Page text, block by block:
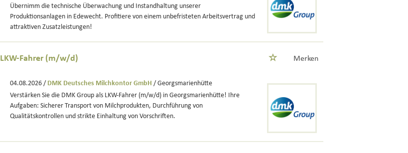
Übernimm die technische Überwachung und Instandhaltung unserer
Produktionsanlagen in Edewecht. Profitiere von einem unbefristeten Arbeitsvertrag und
attraktiven Zusatzleistungen!
LKW-Fahrer (m/w/d) Merken
04.08.2026 / DMK Deutsches Milchkontor GmbH / Georgsmarienhütte
Verstärken Sie die DMK Group als LKW-Fahrer (m/w/d) in Georgsmarienhütte! Ihre
Aufgaben: Sicherer Transport von Milchprodukten, Durchführung von
Qualitätskontrollen und strikte Einhaltung von Vorschriften.